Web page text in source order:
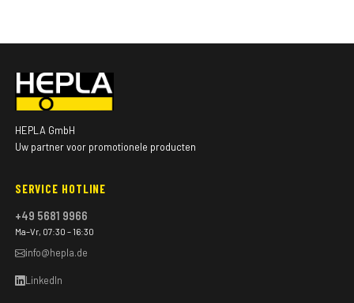
HEPLA GmbH
Uw partner voor promotionele producten
SERVICE HOTLINE
+49 5681 9966
Ma–Vr, 07:30 – 16:30
info@hepla.de
LinkedIn